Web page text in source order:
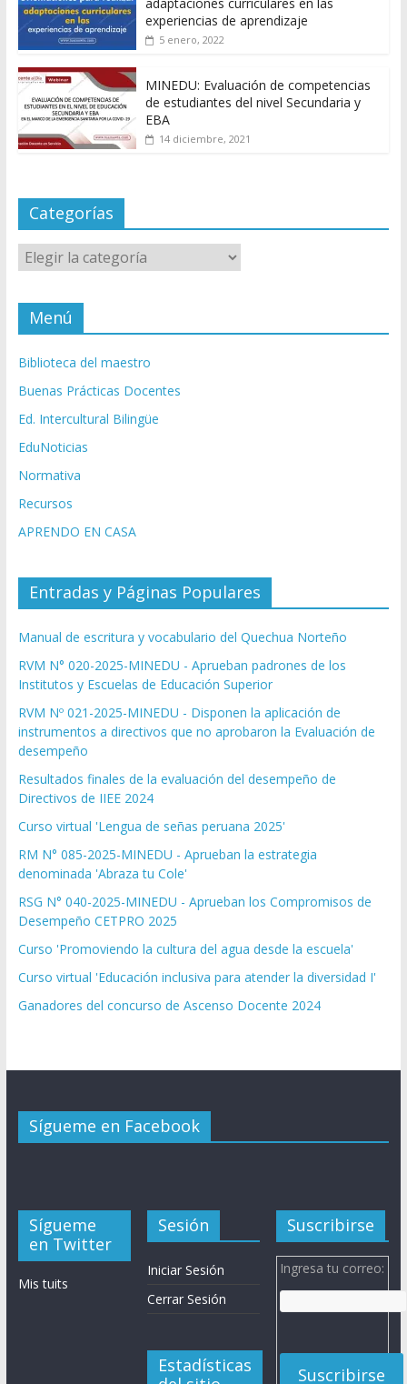
experiencias de aprendizaje
5 enero, 2022
MINEDU: Evaluación de competencias
de estudiantes del nivel Secundaria y
EBA
14 diciembre, 2021
Categorías
Categorías
Menú
Biblioteca del maestro
Buenas Prácticas Docentes
Ed. Intercultural Bilingüe
EduNoticias
Normativa
Recursos
APRENDO EN CASA
Entradas y Páginas Populares
Manual de escritura y vocabulario del Quechua Norteño
RVM N° 020-2025-MINEDU - Aprueban padrones de los
Institutos y Escuelas de Educación Superior
RVM Nº 021-2025-MINEDU - Disponen la aplicación de
instrumentos a directivos que no aprobaron la Evaluación de
desempeño
Resultados finales de la evaluación del desempeño de
Directivos de IIEE 2024
Curso virtual 'Lengua de señas peruana 2025'
RM N° 085-2025-MINEDU - Aprueban la estrategia
denominada 'Abraza tu Cole'
RSG N° 040-2025-MINEDU - Aprueban los Compromisos de
Desempeño CETPRO 2025
Curso 'Promoviendo la cultura del agua desde la escuela'
Curso virtual 'Educación inclusiva para atender la diversidad I'
Ganadores del concurso de Ascenso Docente 2024
Sígueme en Facebook
Sígueme
en Twitter
Mis tuits
Sesión
Iniciar Sesión
Cerrar Sesión
Estadísticas
Suscribirse
Ingresa tu correo: